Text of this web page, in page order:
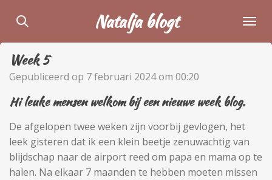
direct
naar
de
hoofdinhoud
Natalja blogt
Week 5
Gepubliceerd op 7 februari 2024 om 00:20
Hi leuke mensen welkom bij een nieuwe week blog.
De afgelopen twee weken zijn voorbij gevlogen, het
leek gisteren dat ik een klein beetje zenuwachtig van
blijdschap naar de airport reed om papa en mama op te
halen. Na elkaar 7 maanden te hebben moeten missen